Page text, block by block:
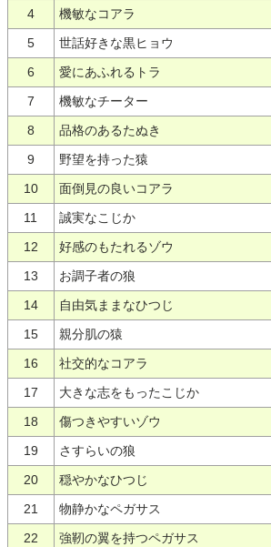
4
機敏なコアラ
5
世話好きな黒ヒョウ
6
愛にあふれるトラ
7
機敏なチーター
8
品格のあるたぬき
9
野望を持った猿
10
面倒見の良いコアラ
11
誠実なこじか
12
好感のもたれるゾウ
13
お調子者の狼
14
自由気ままなひつじ
15
親分肌の猿
16
社交的なコアラ
17
大きな志をもったこじか
18
傷つきやすいゾウ
19
さすらいの狼
20
穏やかなひつじ
21
物静かなペガサス
22
強靭の翼を持つペガサス